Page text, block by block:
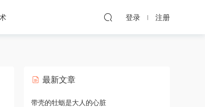
登录 注册
最新文章
带壳的牡蛎是大人的心脏